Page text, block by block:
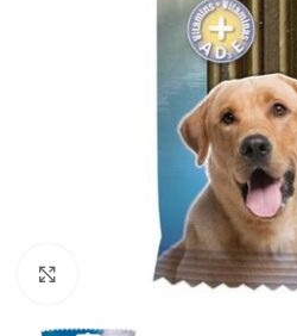
Cliquez pour agrandir